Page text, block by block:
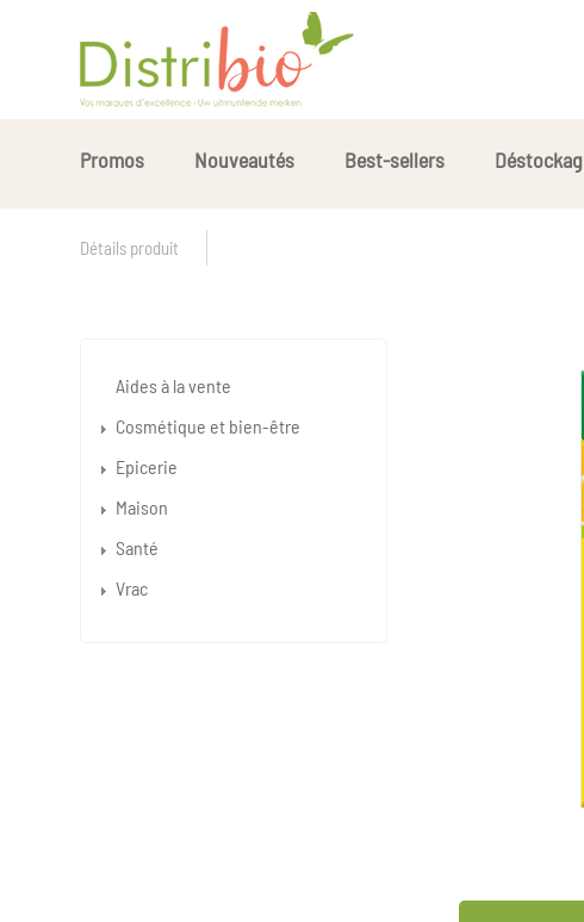
Promos Nouveautés Best-sellers
Détails produit
Aides à la vente
Cosmétique et bien-être
Epicerie
Maison
Santé
Vrac